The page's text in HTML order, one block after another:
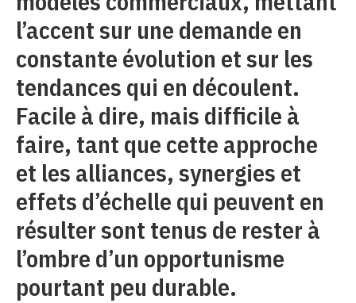
l’accent sur une demande en
constante évolution et sur les
tendances qui en découlent.
Facile à dire, mais difficile à
faire, tant que cette approche
et les alliances, synergies et
effets d’échelle qui peuvent en
résulter sont tenus de rester à
l’ombre d’un opportunisme
pourtant peu durable.